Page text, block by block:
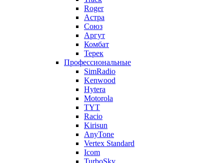
Roger
Астра
Союз
Аргут
Комбат
Терек
Профессиональные
SimRadio
Kenwood
Hytera
Motorola
TYT
Racio
Kirisun
AnyTone
Vertex Standard
Icom
TurboSky